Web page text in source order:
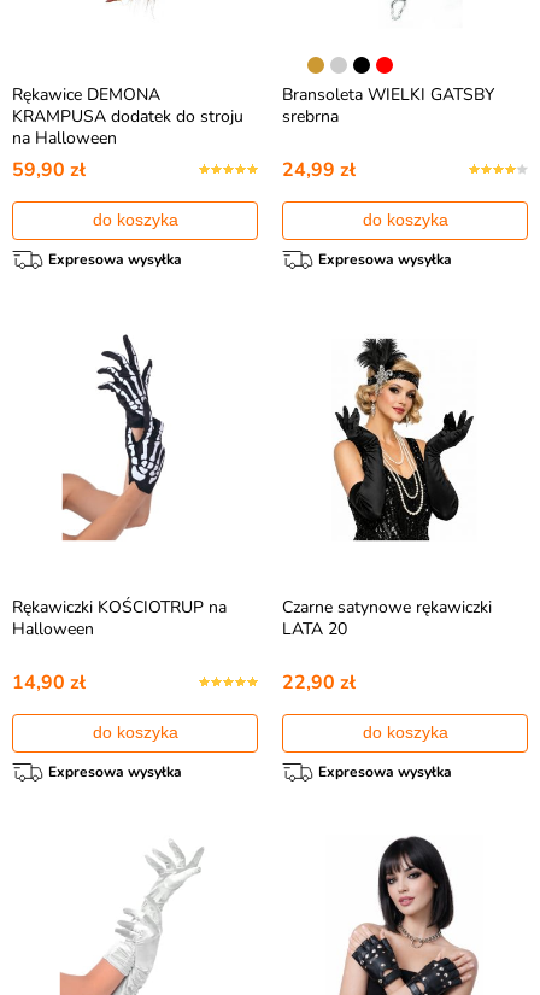
Rękawice DEMONA
KRAMPUSA dodatek do stroju
na Halloween
59,90 zł
do koszyka
Expresowa wysyłka
Bransoleta WIELKI GATSBY
srebrna
24,99 zł
do koszyka
Expresowa wysyłka
Rękawiczki KOŚCIOTRUP na
Halloween
14,90 zł
do koszyka
Expresowa wysyłka
Czarne satynowe rękawiczki
LATA 20
22,90 zł
do koszyka
Expresowa wysyłka